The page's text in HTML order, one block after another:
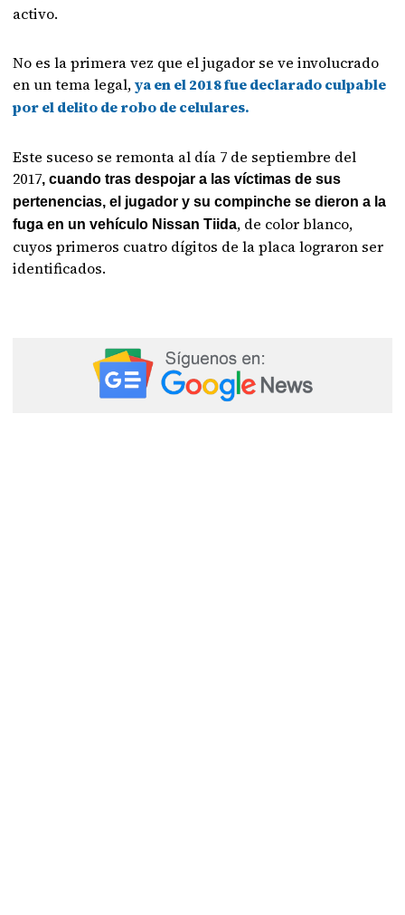
activo.
No es la primera vez que el jugador se ve involucrado
en un tema legal,ya en el 2018 fue declarado culpable
por el delito de robo de celulares.
Este suceso se remonta al día 7 de septiembre del
2017, cuando tras despojar a las víctimas de sus
pertenencias, el jugador y su compinche se dieron a la
fuga en un vehículo Nissan Tiida, de color blanco,
cuyos primeros cuatro dígitos de la placa lograron ser
identificados.